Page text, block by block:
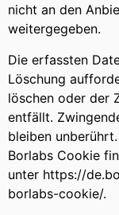
nicht an den
weitergegeben.
Die erfassten
Löschung
löschen oder der
entfällt.
bleiben
Borlabs Cookie
unter https://
borlabs-cookie/.